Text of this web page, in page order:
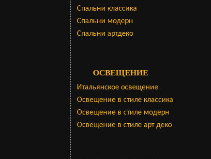
Cпальни классика
Спальни модерн
Спальни артдеко
ОСВЕЩЕНИЕ
Итальянское освещение
Освещение в стиле классика
Освещение в стиле модерн
Освещение в стиле арт деко